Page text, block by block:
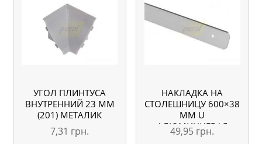
УГОЛ ПЛИНТУСА
ВНУТРЕННИЙ 23 ММ
(201) МЕТАЛИК
7,31 грн.
НАКЛАДКА НА
СТОЛЕШНИЦУ 600×38
ММ U
АЛЮМИНИЕВАЯ
ПРАВАЯ
49,95 грн.